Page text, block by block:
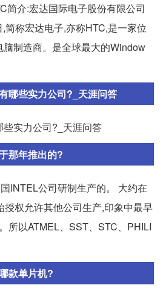
简介:宏达国际电子股份有限公司
简称宏达电子,亦称HTC,是一家位
制造商。是全球最大的Window
哪些实力公司?_天涯问答
实力公司?_天涯问答
那年推出的?
INTEL公司研制生产的。 大约在
授权允许其他公司生产,印象中最早
所以ATMEL、SST、STC、PHILI
款单片机?